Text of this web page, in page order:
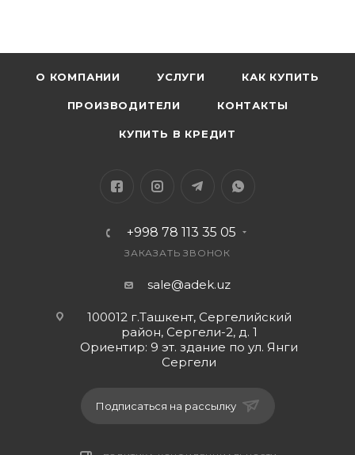
• ПОДДЕРЖКА РЕЖИМА СОКРЫТИЯ ИМЕНИ СЕТИ
ДВЕ ВНЕШНИЕ АНТЕННЫ С КОЭФФИЦИЕНТОМ
ПОКРЫТИЯ WI-FI НА ПЛОЩАДИ ДО 200 КВ.М. ЗА
АППАРАТНОГО ОБЕСПЕЧЕНИЯ ЗНАЧИТЕЛЬНО
СИГНАЛ И ШИРОКУЮ ЗОНУ ОХВАТА.
О КОМПАНИИ УСЛУГИ КАК КУПИТЬ
ПРОИЗВОДИТЕЛИ КОНТАКТЫ
КУПИТЬ В КРЕДИТ
+998 78 113 35 05
ЗАКАЗАТЬ ЗВОНОК
sale@adek.uz
100012 г.Ташкент, Сергелийский
район, Сергели-2, д. 1
Ориентир: 9 эт. здание по ул. Янги
Сергели
Подписаться на рассылку